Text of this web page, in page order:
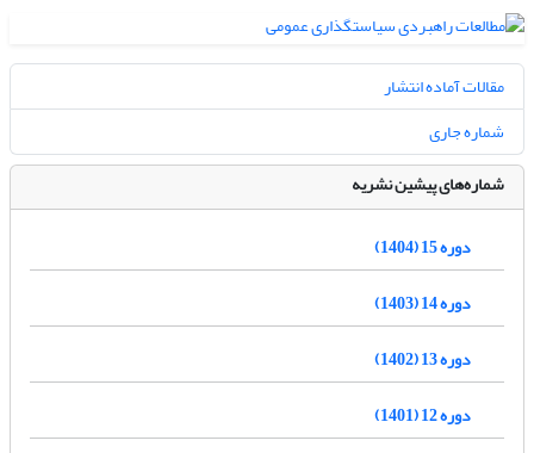
مقالات آماده انتشار
شماره جاری
شماره‌های پیشین نشریه
دوره 15 (1404)
دوره 14 (1403)
دوره 13 (1402)
دوره 12 (1401)